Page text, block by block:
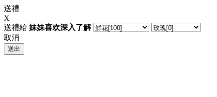
送禮
X
送禮給 妹妹喜欢深入了解
取消